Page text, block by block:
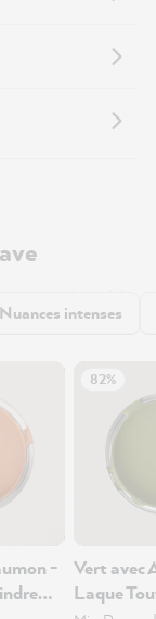
Nuances intenses
-
82%
Vert avec
Laque